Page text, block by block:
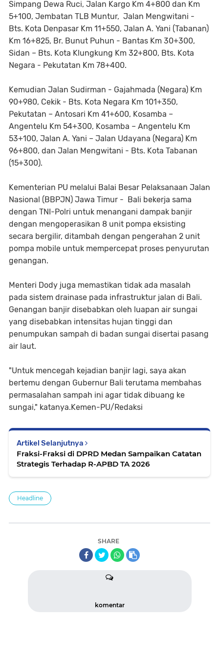
Simpang Dewa Ruci, Jalan Kargo Km 4+800 dan Km
5+100, Jembatan TLB Muntur, Jalan Mengwitani -
Bts. Kota Denpasar Km 11+550, Jalan A. Yani (Tabanan)
Km 16+825, Br. Bunut Puhun - Bantas Km 30+300,
Sidan – Bts. Kota Klungkung Km 32+800, Bts. Kota
Negara - Pekutatan Km 78+400.
Kemudian Jalan Sudirman - Gajahmada (Negara) Km
90+980, Cekik - Bts. Kota Negara Km 101+350,
Pekutatan – Antosari Km 41+600, Kosamba –
Angentelu Km 54+300, Kosamba – Angentelu Km
53+100, Jalan A. Yani – Jalan Udayana (Negara) Km
96+800, dan Jalan Mengwitani - Bts. Kota Tabanan
(15+300).
Kementerian PU melalui Balai Besar Pelaksanaan Jalan
Nasional (BBPJN) Jawa Timur - Bali bekerja sama
dengan TNI-Polri untuk menangani dampak banjir
dengan mengoperasikan 8 unit pompa eksisting
secara bergilir, ditambah dengan pengerahan 2 unit
pompa mobile untuk mempercepat proses penyurutan
genangan.
Menteri Dody juga memastikan tidak ada masalah
pada sistem drainase pada infrastruktur jalan di Bali.
Genangan banjir disebabkan oleh luapan air sungai
yang disebabkan intensitas hujan tinggi dan
penumpukan sampah di badan sungai disertai pasang
air laut.
"Untuk mencegah kejadian banjir lagi, saya akan
bertemu dengan Gubernur Bali terutama membahas
permasalahan sampah ini agar tidak dibuang ke
sungai," katanya.Kemen-PU/Redaksi
Artikel Selanjutnya
Fraksi-Fraksi di DPRD Medan Sampaikan Catatan
Strategis Terhadap R-APBD TA 2026
Headline
SHARE
komentar